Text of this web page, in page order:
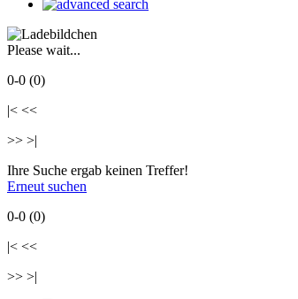
Please wait...
0-0 (0)
|< <<
>> >|
Ihre Suche ergab keinen Treffer!
Erneut suchen
0-0 (0)
|< <<
>> >|